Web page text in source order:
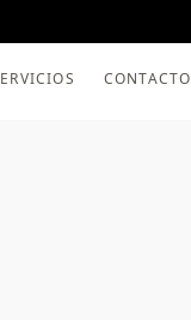
CONTACTO